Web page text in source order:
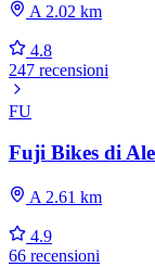
A 2.02 km
4.8
247 recensioni
FU
Fuji Bikes di
A 2.61 km
4.9
66 recensioni